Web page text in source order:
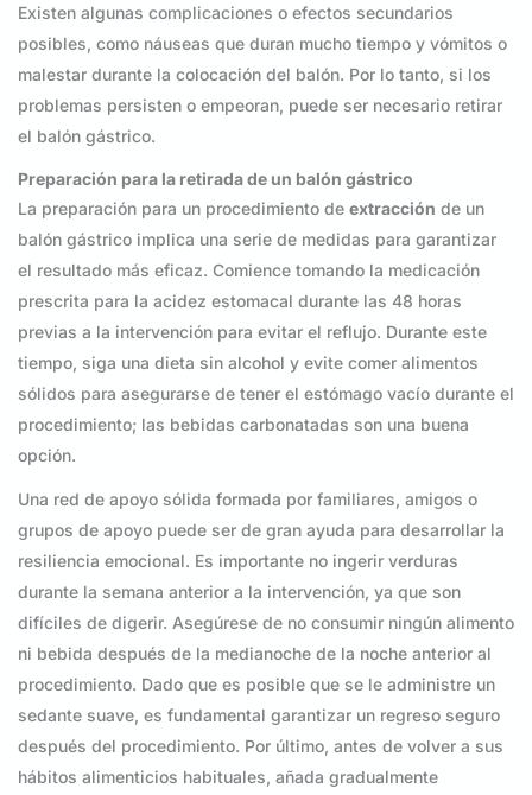
Existen algunas complicaciones o efectos secundarios
posibles, como náuseas que duran mucho tiempo y vómitos o
malestar durante la colocación del balón. Por lo tanto, si los
problemas persisten o empeoran, puede ser necesario retirar
el balón gástrico.
Preparación para la retirada de un balón gástrico
La preparación para un procedimiento de extracción de un
balón gástrico implica una serie de medidas para garantizar
el resultado más eficaz. Comience tomando la medicación
prescrita para la acidez estomacal durante las 48 horas
previas a la intervención para evitar el reflujo. Durante este
tiempo, siga una dieta sin alcohol y evite comer alimentos
sólidos para asegurarse de tener el estómago vacío durante el
procedimiento; las bebidas carbonatadas son una buena
opción.
Una red de apoyo sólida formada por familiares, amigos o
grupos de apoyo puede ser de gran ayuda para desarrollar la
resiliencia emocional. Es importante no ingerir verduras
durante la semana anterior a la intervención, ya que son
difíciles de digerir. Asegúrese de no consumir ningún alimento
ni bebida después de la medianoche de la noche anterior al
procedimiento. Dado que es posible que se le administre un
sedante suave, es fundamental garantizar un regreso seguro
después del procedimiento. Por último, antes de volver a sus
hábitos alimenticios habituales, añada gradualmente